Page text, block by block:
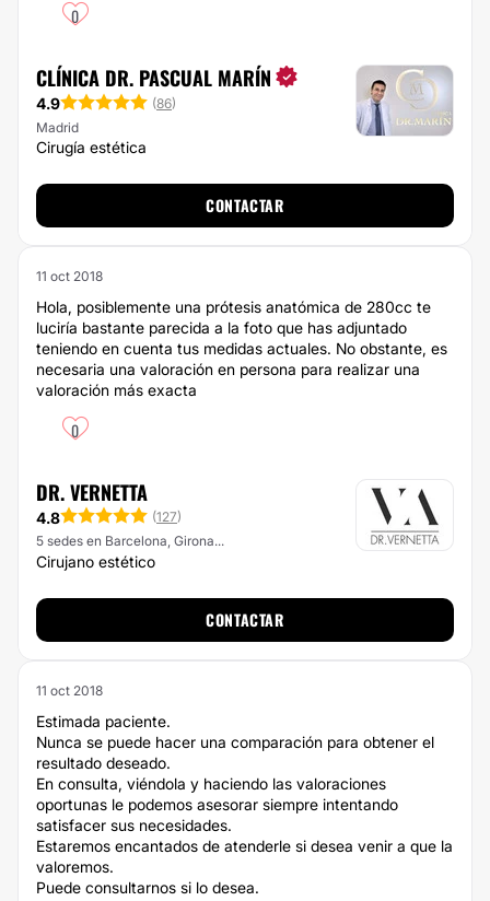
0
CLÍNICA DR. PASCUAL MARÍN
4.9 (86)
Madrid
Cirugía estética
CONTACTAR
11 oct 2018
Hola, posiblemente una prótesis anatómica de 280cc te
luciría bastante parecida a la foto que has adjuntado
teniendo en cuenta tus medidas actuales. No obstante, es
necesaria una valoración en persona para realizar una
valoración más exacta
0
DR. VERNETTA
4.8 (127)
5 sedes en Barcelona, Girona...
Cirujano estético
CONTACTAR
11 oct 2018
Estimada paciente.
Nunca se puede hacer una comparación para obtener el
resultado deseado.
En consulta, viéndola y haciendo las valoraciones
oportunas le podemos asesorar siempre intentando
satisfacer sus necesidades.
Estaremos encantados de atenderle si desea venir a que la
valoremos.
Puede consultarnos si lo desea.